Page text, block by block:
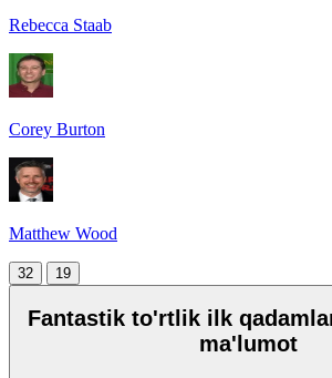
Rebecca Staab
Corey Burton
Matthew Wood
32 19
Fantastik to'rtlik ilk
ma'lumot